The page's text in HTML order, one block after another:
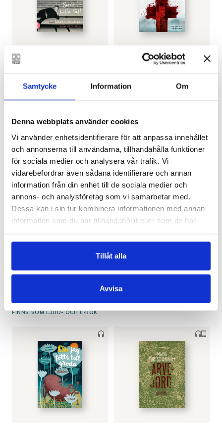
Samtycke Information Om
Denna webbplats använder cookies
Vi använder enhetsidentifierare för att anpassa innehållet
och annonserna till användarna, tillhandahålla funktioner
för sociala medier och analysera vår trafik. Vi
vidarebefordrar även sådana identifierare och annan
information från din enhet till de sociala medier och
annons- och analysföretag som vi samarbetar med.
Dessa kan i sin tur kombinera informationen med annan
information som du har tillhandahållit eller som de har
Tillåt alla
Avvisa
JOHANNA HOLMSTRÖM
“Borde hålla käft” En
Tikkanen
€33.40
LÄGG I VARUKORG
SIMON VENTUS,CHRISTINA
GUSTAVSON
€33.80
JEANETTE BJÖRKQVIST,
True crime – en bok
FINNS SOM LJUD- OCH E-BOK
MONIKA FAGERHOLM
Vem dödade bambi?